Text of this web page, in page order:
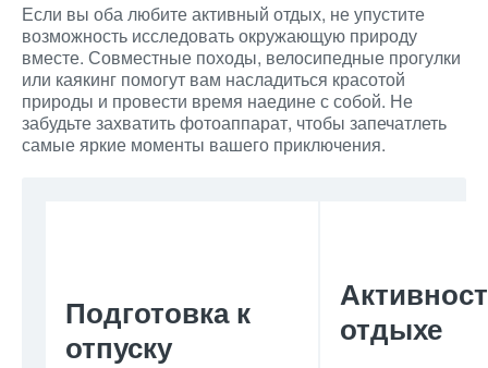
Если вы оба любите активный отдых, не упустите
возможность исследовать окружающую природу
вместе. Совместные походы, велосипедные прогулки
или каякинг помогут вам насладиться красотой
природы и провести время наедине с собой. Не
забудьте захватить фотоаппарат, чтобы запечатлеть
самые яркие моменты вашего приключения.
Подготовка к
отпуску
отдыхе